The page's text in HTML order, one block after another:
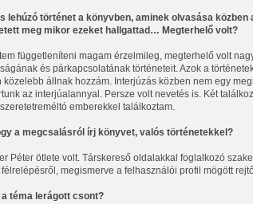
lehúzó történet a könyvben, aminek olvasása közben
meg mikor ezeket hallgattad… Megterhelő volt?
függetleníteni magam érzelmileg, megterhelő volt
és párkapcsolatának történeteit. Azok a
állnak hozzám. Interjúzás közben nem egy
az interjúalannyal. Persze volt nevetés is. Két
emberekkel találkoztam.
a megcsalásról írj könyvet, valós történetekkel?
Péter ötlete volt. Társkereső oldalakkal foglalkozó
megismerve a felhasználói profil mögött
téma lerágott csont?